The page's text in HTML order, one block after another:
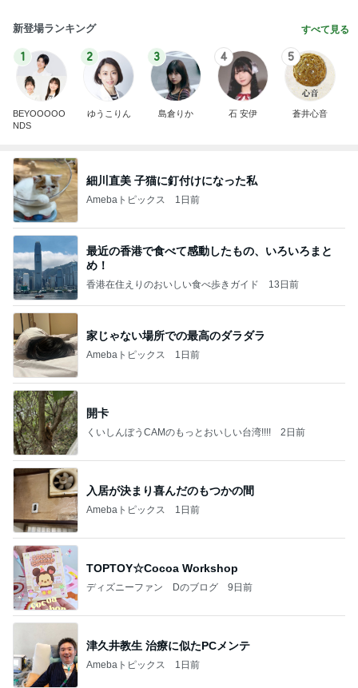
新登場ランキング すべて見る
1
BEYOOOOO
NDS
2
ゆうこりん
3
島倉りか
4
石 安伊
5
蒼井心音
細川直美 子猫に釘付けになった私
Amebaトピックス 1日前
最近の香港で食べて感動したもの、いろいろまと
め！
香港在住えりのおいしい食べ歩きガイド 13日前
家じゃない場所での最高のダラダラ
Amebaトピックス 1日前
開卡
くいしんぼうCAMのもっとおいしい台湾!!!! 2日前
入居が決まり喜んだのもつかの間
Amebaトピックス 1日前
TOPTOY☆Cocoa Workshop
ディズニーファン Dのブログ 9日前
津久井教生 治療に似たPCメンテ
Amebaトピックス 1日前